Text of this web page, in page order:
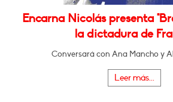
Encarna Nicolás presenta
la dictadura de
Conversará con Ana Mancho y
Leer más...